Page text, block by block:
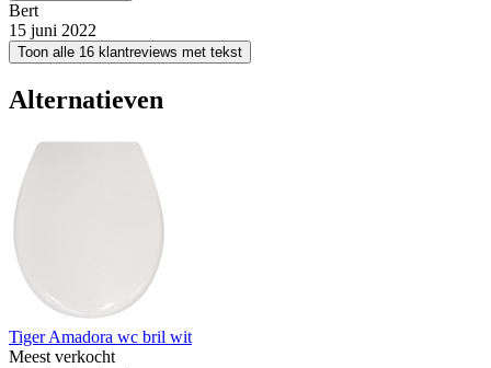
Bert
15 juni 2022
Toon alle 16 klantreviews met tekst
Alternatieven
Tiger Amadora wc bril wit
Meest verkocht